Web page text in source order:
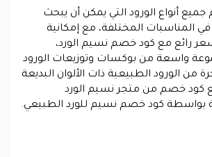
أنواع الورود التي يمكن أن يبحث
المناسبات المختلفة، مع إمكانية
رائع مع كود خصم نسيم الورد،
واسعة من بوكسات وتوزيعات الورود
من الورود الطبيعية ذات الألوان البديعة
كود خصم من متجر نسيم الورد
كود خصم نسيم للورد الطبيعي.